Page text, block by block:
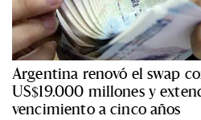
Argentina renovó el swap
US$19.000 millones y
vencimiento a cinco años